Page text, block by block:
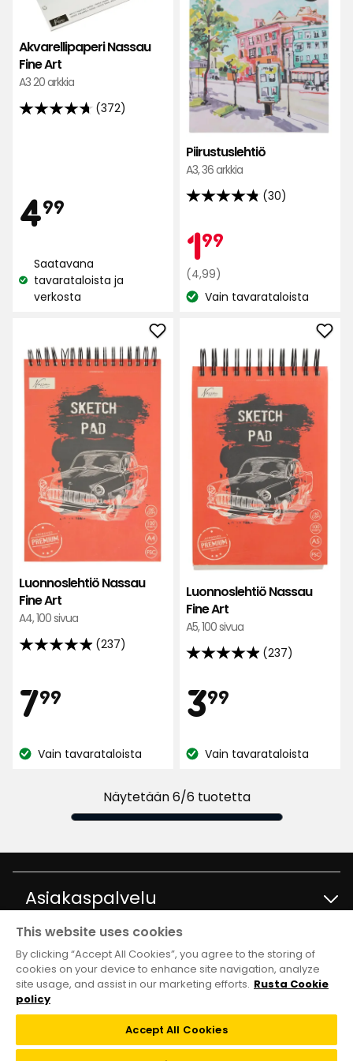
Akvarellipaperi Nassau
Fine Art
A3 20 arkkia
(372)
4.7
perusteella
Hinta
499
€
Katso
saatavuus:
Saatavana
tavarataloista ja
verkosta
suosikkeihin
Piirustuslehtiö
A3, 36 arkkia
(30)
4.8
5:stä,
30
arvostelun
perusteella
199
€
Normaali
hinta
4,99
(4,99)
KatsoVain tavarataloista
Luonnoslehtiö Nassau
Fine Art
A4, 100 sivua
(237)
4.9
5:stä,
237
perusteella
Hinta
799
€
KatsoVain tavarataloista
Lisää
Luonnoslehtiö
Nassau
suosikkeihin
Luonnoslehtiö Nassau
Fine Art
A5, 100 sivua
(237)
4.9
5:stä,
237
perusteella
399
€
KatsoVain tavarataloista
Näytetään 6/6 tuotetta
Asiakaspalvelu
Kysymyksiä ja vastauksia
Tietoja
Tavaratalot ja aukioloajat
Club Rusta
Klubitarjoukset
Verkkokauppa
This website uses cookies
By clicking “Accept All Cookies”, you agree to the storing of
cookies on your device to enhance site navigation, analyze
site usage, and assist in our marketing efforts. Rusta Cookie
policy
Accept All Cookies